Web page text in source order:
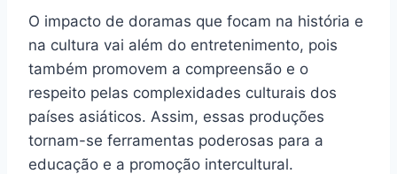
O impacto de doramas que focam na história e
na cultura vai além do entretenimento, pois
também promovem a compreensão e o
respeito pelas complexidades culturais dos
países asiáticos. Assim, essas produções
tornam-se ferramentas poderosas para a
educação e a promoção intercultural.